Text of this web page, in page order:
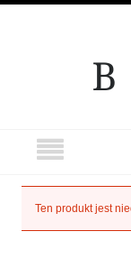
Ten produkt jest